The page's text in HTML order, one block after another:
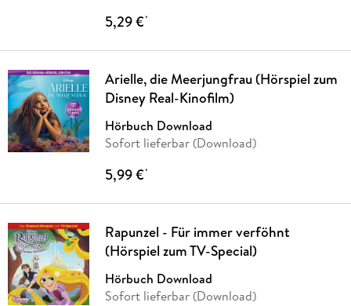
5,29 €*
Arielle, die Meerjungfrau (Hörspiel zum
Disney Real-Kinofilm)
Hörbuch Download
Sofort lieferbar (Download)
5,99 €*
Rapunzel - Für immer verföhnt
(Hörspiel zum TV-Special)
Hörbuch Download
Sofort lieferbar (Download)